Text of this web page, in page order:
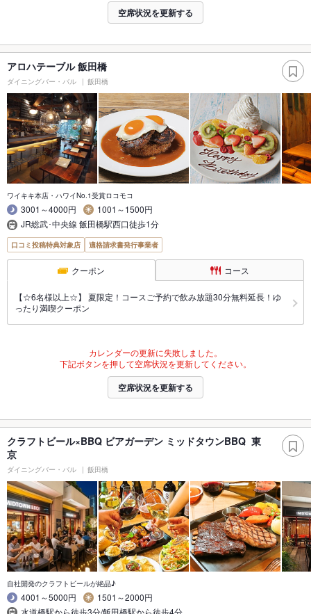
空席状況を更新する
アロハテーブル 飯田橋
ダイニングバー・バル 飯田橋
ワイキキ本店・ハワイNo.1受賞ロコモコ
3001～4000円
1001～1500円
JR総武･中央線 飯田橋駅西口徒歩1分
口コミ投稿特典対象店 適格請求書発行事業者
クーポン コース
【☆6名様以上☆】 夏限定！コースご予約で飲み放題30分無料延長！ゆ
ったり満喫クーポン
カレンダーの更新に失敗しました。
下記ボタンを押して空席状況を更新してください。
空席状況を更新する
クラフトビール×BBQ ビアガーデン ミッドタウンBBQ 東
京
ダイニングバー・バル 飯田橋
自社開発のクラフトビールが絶品♪
4001～5000円
1501～2000円